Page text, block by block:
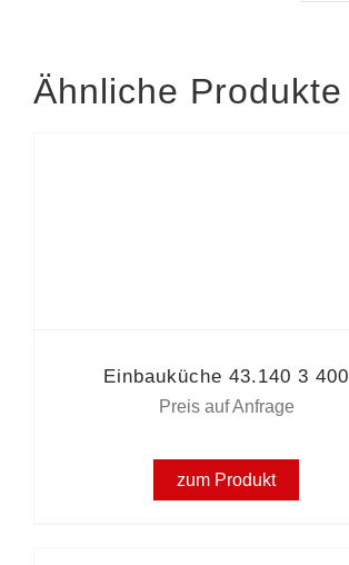
Ähnliche Produkte
Einbauküche 43.140 3 400
Preis auf Anfrage
zum Produkt